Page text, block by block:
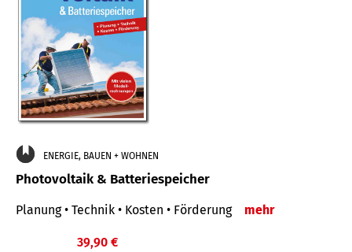
ENERGIE, BAUEN + WOHNEN
Photovoltaik & Batteriespeicher
Planung • Technik • Kosten • Förderung mehr
39,90 €